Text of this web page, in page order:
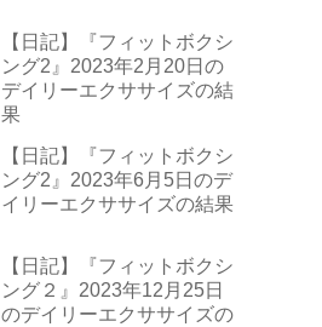
【日記】『フィットボクシ
ング2』2023年2月20日の
デイリーエクササイズの結
果
【日記】『フィットボクシ
ング2』2023年6月5日のデ
イリーエクササイズの結果
【日記】『フィットボクシ
ング２』2023年12月25日
のデイリーエクササイズの